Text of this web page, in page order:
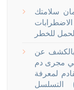
سلامتك
عن
في مجرى دم
لمعرفة
التسلسل (NGS) وتحليل المعلومات الحيوية